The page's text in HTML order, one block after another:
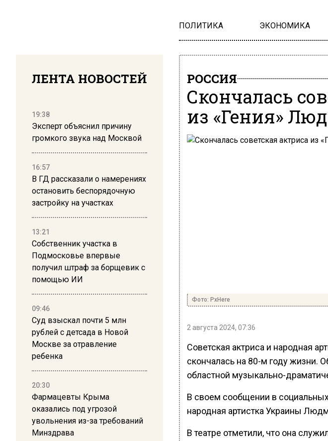
ПОЛИТИКА ЭКОНОМИКА
ЛЕНТА НОВОСТЕЙ
19:38
Эксперт объяснил причину
громкого звука над Москвой
16:57
В ГД рассказали о намерениях
остановить беспорядочную
застройку на участках
13:21
Собственник участка в
Подмосковье впервые
получил штраф за борщевик с
помощью ИИ
09:46
Суд взыскал почти 5 млн
рублей с детсада в Новой
Москве за отравление
ребенка
20:30
Фармацевты Крыма
оказались под угрозой
увольнения из-за требований
Минздрава
РОССИЯ
Скончалась
из «Гения»
Фото: PxHere
2 августа 2024, 07:36
Советская актриса и народная
скончалась на 80-м году жизни.
областной музыкально-
В своем сообщении в
народная артистка Украины
В театре отметили, что она